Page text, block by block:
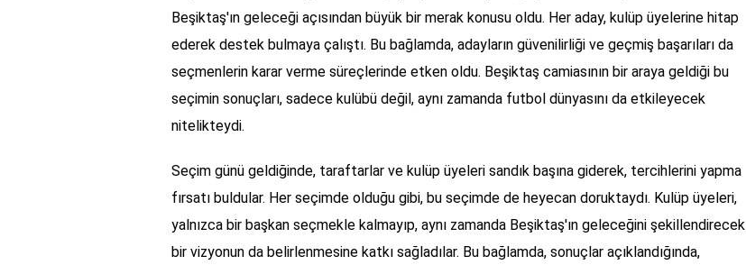
Beşiktaş'ın geleceği açısından büyük bir merak konusu oldu. Her aday, kulüp üyelerine hitap
ederek destek bulmaya çalıştı. Bu bağlamda, adayların güvenilirliği ve geçmiş başarıları da
seçmenlerin karar verme süreçlerinde etken oldu. Beşiktaş camiasının bir araya geldiği bu
seçimin sonuçları, sadece kulübü değil, aynı zamanda futbol dünyasını da etkileyecek
nitelikteydi.
Seçim günü geldiğinde, taraftarlar ve kulüp üyeleri sandık başına giderek, tercihlerini yapma
fırsatı buldular. Her seçimde olduğu gibi, bu seçimde de heyecan doruktaydı. Kulüp üyeleri,
yalnızca bir başkan seçmekle kalmayıp, aynı zamanda Beşiktaş'ın geleceğini şekillendirecek
bir vizyonun da belirlenmesine katkı sağladılar. Bu bağlamda, sonuçlar açıklandığında,